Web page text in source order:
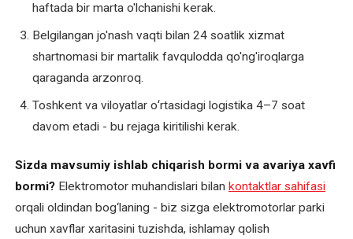
haftada bir marta o'lchanishi kerak.
Belgilangan jo'nash vaqti bilan 24 soatlik xizmat
shartnomasi bir martalik favqulodda qo'ng'iroqlarga
qaraganda arzonroq.
Toshkent va viloyatlar oʻrtasidagi logistika 4–7 soat
davom etadi - bu rejaga kiritilishi kerak.
Sizda mavsumiy ishlab chiqarish bormi va avariya xavfi
bormi? Elektromotor muhandislari bilan kontaktlar sahifasi
orqali oldindan bog‘laning - biz sizga elektromotorlar parki
uchun xavflar xaritasini tuzishda, ishlamay qolish